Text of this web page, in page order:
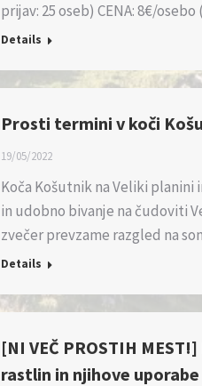
prijav: 25 oseb) CENA: 8€/
Details
Prosti termini v koči
19/05/2022
Koča Košutnik na Veliki
in udobno bivanje na čudoviti
zvečer prevzame razgled na
Details
[NI VEČ PROSTIH
rastlin in njihove uporabe